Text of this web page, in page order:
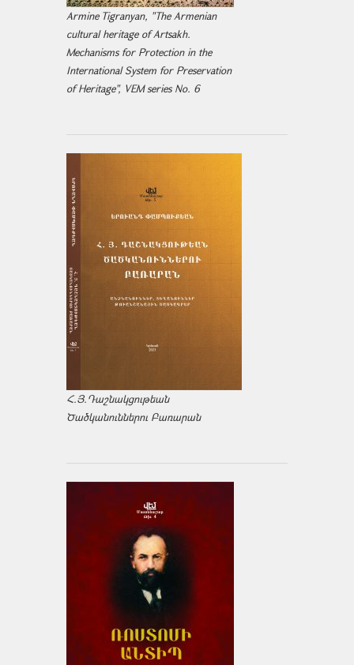
Armine Tigranyan, "The Armenian
cultural heritage of Artsakh.
Mechanisms for Protection in the
International System for Preservation
of Heritage", VEM series No. 6
Հ.Յ.Դաշնակցութեան
Ծածկանուններու Բառարան